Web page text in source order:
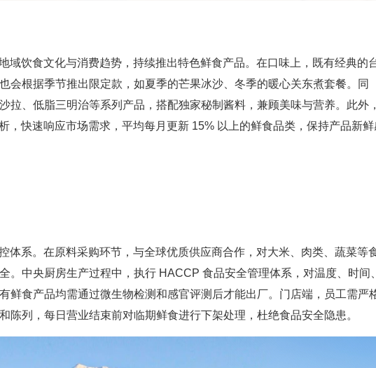
域饮食文化与消费趋势，持续推出特色鲜食产品。在口味上，既有经典的
会根据季节推出限定款，如夏季的芒果冰沙、冬季的暖心关东煮套餐。同
拉、低脂三明治等系列产品，搭配独家秘制酱料，兼顾美味与营养。此外
，快速响应市场需求，平均每月更新 15% 以上的鲜食品类，保持产品新鲜
体系。在原料采购环节，与全球优质供应商合作，对大米、肉类、蔬菜等
。中央厨房生产过程中，执行 HACCP 食品安全管理体系，对温度、时间
鲜食产品均需通过微生物检测和感官评测后才能出厂。门店端，员工需严
陈列，每日营业结束前对临期鲜食进行下架处理，杜绝食品安全隐患。